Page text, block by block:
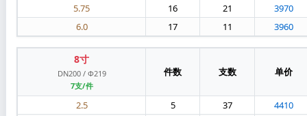
5.75
16 21
3970
6.0
17 11 3960
8寸
DN200 / Φ219
7支/件
件数 支数 单价
2.5 5 37
4410